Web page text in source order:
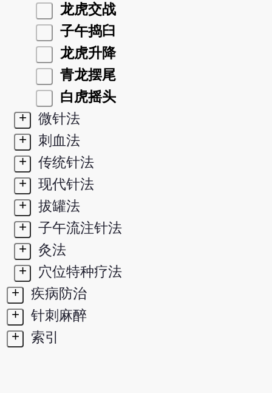
龙虎交战
子午捣臼
龙虎升降
青龙摆尾
白虎摇头
+
微针法
+
刺血法
+
传统针法
+
现代针法
+
拔罐法
+
子午流注针法
+
灸法
+
穴位特种疗法
+
疾病防治
+
针刺麻醉
+
索引